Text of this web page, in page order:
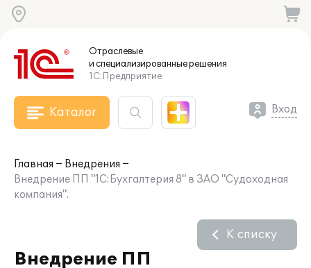
Отраслевые
и специализированныерешения
1С:Предприятие
Каталог Вход
Главная
Внедрения
Внедрение ПП "1С:Бухгалтерия 8" в ЗАО "Судоходная
компания".
Внедрение ПП
К списку